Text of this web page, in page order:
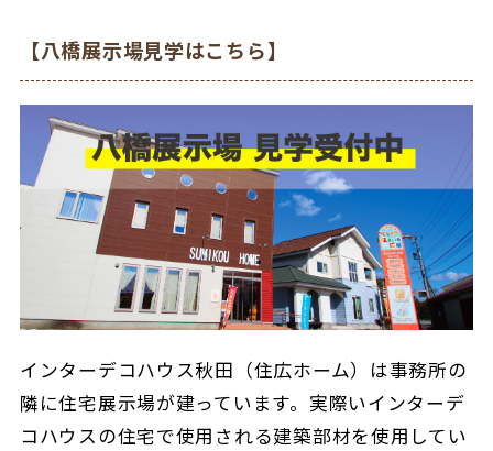
【八橋展示場見学はこちら】
インターデコハウス秋田（住広ホーム）は事務所の
隣に住宅展示場が建っています。実際いインターデ
コハウスの住宅で使用される建築部材を使用してい